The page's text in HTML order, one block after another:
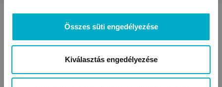
Összes süti engedélyezése
Kiválasztás engedélyezése
Lábfejes baba nadrágok
kocsikabátok